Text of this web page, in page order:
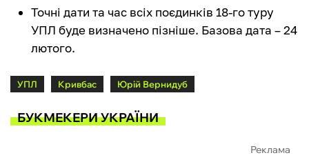
Точні дати та час всіх поєдинків 18-го туру
УПЛ буде визначено пізніше. Базова дата – 24
лютого.
УПЛ Кривбас Юрій Вернидуб
БУКМЕКЕРИ УКРАЇНИ
Реклама